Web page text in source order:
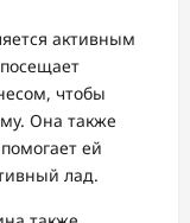
активным
чтобы
Она также
ей
лад.